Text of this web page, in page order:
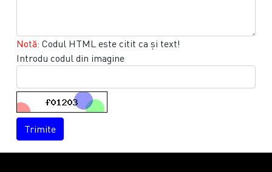
Notă: Codul HTML este citit ca şi text!
Introdu codul din imagine
Trimite